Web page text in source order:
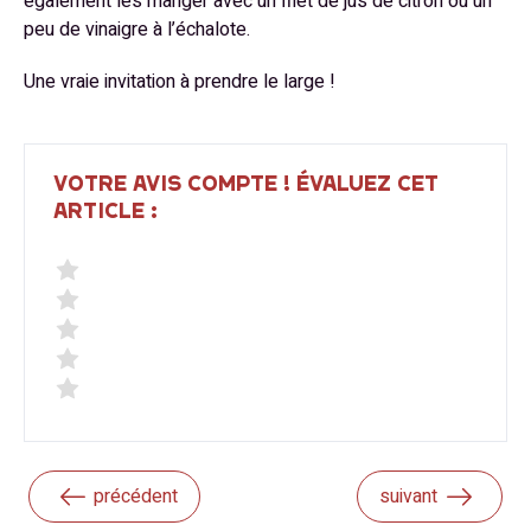
peu de vinaigre à l’échalote.
Une vraie invitation à prendre le large !
VOTRE AVIS COMPTE ! ÉVALUEZ CET
ARTICLE :
précédent suivant